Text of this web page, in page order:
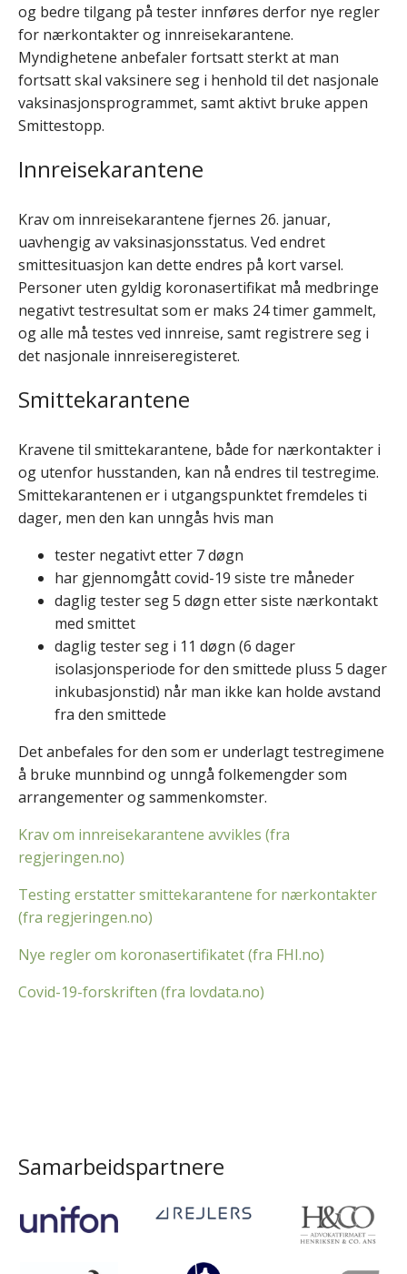
og bedre tilgang på tester innføres derfor nye regler
for nærkontakter og innreisekarantene.
Myndighetene anbefaler fortsatt sterkt at man
fortsatt skal vaksinere seg i henhold til det nasjonale
vaksinasjonsprogrammet, samt aktivt bruke appen
Smittestopp.
Innreisekarantene
Krav om innreisekarantene fjernes 26. januar,
uavhengig av vaksinasjonsstatus. Ved endret
smittesituasjon kan dette endres på kort varsel.
Personer uten gyldig koronasertifikat må medbringe
negativt testresultat som er maks 24 timer gammelt,
og alle må testes ved innreise, samt registrere seg i
det nasjonale innreiseregisteret.
Smittekarantene
Kravene til smittekarantene, både for nærkontakter i
og utenfor husstanden, kan nå endres til testregime.
Smittekarantenen er i utgangspunktet fremdeles ti
dager, men den kan unngås hvis man
tester negativt etter 7 døgn​
har gjennomgått covid-19 siste tre måneder​
daglig tester seg 5 døgn etter siste nærkontakt
med smittet​
daglig tester seg i 11 døgn (6 dager
isolasjonsperiode for den smittede pluss 5 dager
inkubasjonstid) når man ikke kan holde avstand​
fra den smittede
Det anbefales for den som er underlagt testregimene
å bruke munnbind og unngå folkemengder som
arrangementer og sammenkomster. ​
Krav om innreisekarantene avvikles (fra
regjeringen.no)
Testing erstatter smittekarantene for nærkontakter
(fra regjeringen.no)
Nye regler om koronasertifikatet (fra FHI.no)
Covid-19-forskriften (fra lovdata.no)
Samarbeidspartnere